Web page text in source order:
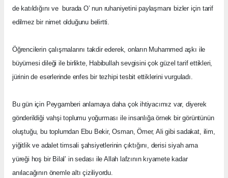
de katıldığını ve burada O’ nun ruhaniyetini paylaşmanı bizler için tarif
edilmez bir nimet olduğunu belirtti.
Öğrencilerin çalışmalarını takdir ederek, onların Muhammed aşkı ile
büyümesi dileği ile birlikte, Habibullah sevgisini çok güzel tarif ettikleri,
jürinin de eserlerinde enfes bir tezhipi tesbit ettiklerini vurguladı.
Bu gün için Peygamberi anlamaya daha çok ihtiyacımız var, diyerek
gönderildiği vahşi toplumu yoğurması ile insanlığa örnek bir görüntünün
oluştuğu, bu toplumdan Ebu Bekir, Osman, Ömer, Ali gibi sadakat, ilim,
yiğitlik ve adalet timsali şahsiyetlerinin çıktığını, derisi siyah ama
yüreği hoş bir Bilal’ in sedası ile Allah lafzının kıyamete kadar
anılacağının önemle altı çiziliyordu.